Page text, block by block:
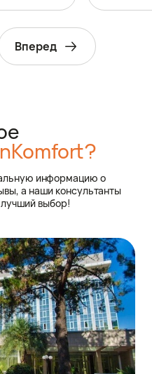
Вперед
информацию о
а наши консультанты
выбор!